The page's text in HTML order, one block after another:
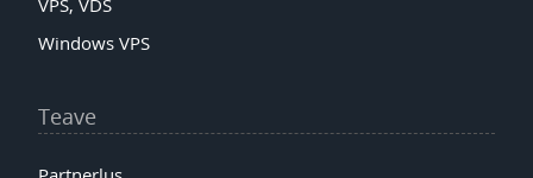
VPS, VDS
Windows VPS
Teave